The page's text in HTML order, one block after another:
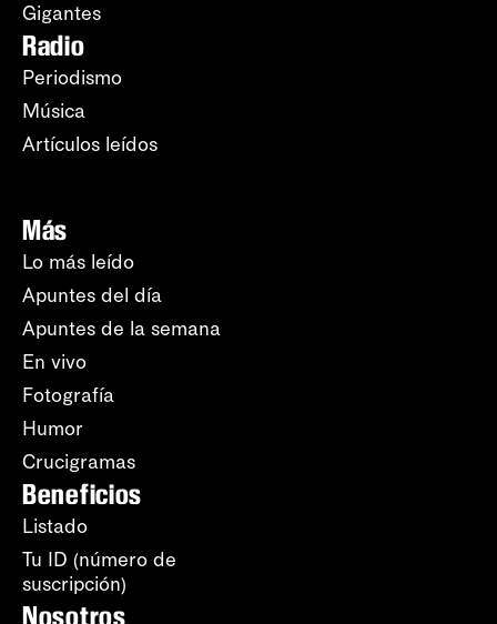
Gigantes
Radio
Periodismo
Música
Artículos leídos
Más
Lo más leído
Apuntes del día
Apuntes de la semana
En vivo
Fotografía
Humor
Crucigramas
Beneficios
Listado
Tu ID (número de
suscripción)
Nosotros